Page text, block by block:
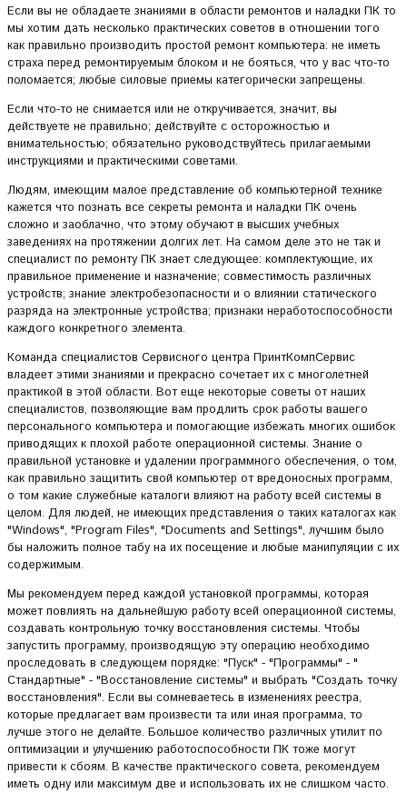
Если вы не обладаете знаниями в области ремонтов и наладки ПК то
мы хотим дать несколько практических советов в отношении того
как правильно производить простой ремонт компьютера: не иметь
страха перед ремонтируемым блоком и не бояться, что у вас что-то
поломается; любые силовые приемы категорически запрещены.
Если что-то не снимается или не откручивается, значит, вы
действуете не правильно; действуйте с осторожностью и
внимательностью; обязательно руководствуйтесь прилагаемыми
инструкциями и практическими советами.
Людям, имеющим малое представление об компьютерной технике
кажется что познать все секреты ремонта и наладки ПК очень
сложно и заоблачно, что этому обучают в высших учебных
заведениях на протяжении долгих лет. На самом деле это не так и
специалист по ремонту ПК знает следующее: комплектующие, их
правильное применение и назначение; совместимость различных
устройств; знание электробезопасности и о влиянии статического
разряда на электронные устройства; признаки неработоспособности
каждого конкретного элемента.
Команда специалистов Сервисного центра ПринтКомпСервис
владеет этими знаниями и прекрасно сочетает их с многолетней
практикой в этой области. Вот еще некоторые советы от наших
специалистов, позволяющие вам продлить срок работы вашего
персонального компьютера и помогающие избежать многих ошибок
приводящих к плохой работе операционной системы. Знание о
правильной установке и удалении программного обеспечения, о том,
как правильно защитить свой компьютер от вредоносных программ,
о том какие служебные каталоги влияют на работу всей системы в
целом. Для людей, не имеющих представления о таких каталогах как
"Windows", "Program Files", "Documents and Settings", лучшим было
бы наложить полное табу на их посещение и любые манипуляции с их
содержимым.
Мы рекомендуем перед каждой установкой программы, которая
может повлиять на дальнейшую работу всей операционной системы,
создавать контрольную точку восстановления системы. Чтобы
запустить программу, производящую эту операцию необходимо
проследовать в следующем порядке: "Пуск" - "Программы" - "
Стандартные" - "Восстановление системы" и выбрать "Создать точку
восстановления". Если вы сомневаетесь в изменениях реестра,
которые предлагает вам произвести та или иная программа, то
лучше этого не делайте. Большое количество различных утилит по
оптимизации и улучшению работоспособности ПК тоже могут
привести к сбоям. В качестве практического совета, рекомендуем
иметь одну или максимум две и использовать их не слишком часто.